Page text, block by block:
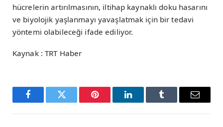
hücrelerin artırılmasının, iltihap kaynaklı doku hasarını
ve biyolojik yaşlanmayı yavaşlatmak için bir tedavi
yöntemi olabileceği ifade ediliyor.
Kaynak : TRT Haber
FacebookTwitter Pinterest LinkedInTumblr Email